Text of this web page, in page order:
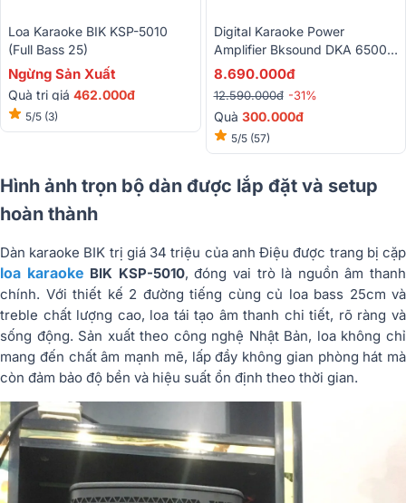
Loa Karaoke BIK KSP-5010
(Full Bass 25)
Ngừng Sản Xuất
Quà trị giá 462.000đ
5/5 (3)
Digital Karaoke Power
Amplifier Bksound DKA 6500 (
2 Kênh, 450W, Kèm Micro
8.690.000đ
12.590.000đ -31%
Quà 300.000đ
5/5 (57)
Hình ảnh trọn bộ dàn được lắp đặt và setup
hoàn thành
Dàn karaoke BIK trị giá 34 triệu của anh Điệu được trang bị cặp
loa karaoke BIK KSP-5010, đóng vai trò là nguồn âm thanh
chính. Với thiết kế 2 đường tiếng cùng củ loa bass 25cm và
treble chất lượng cao, loa tái tạo âm thanh chi tiết, rõ ràng và
sống động. Sản xuất theo công nghệ Nhật Bản, loa không chỉ
mang đến chất âm mạnh mẽ, lấp đầy không gian phòng hát mà
còn đảm bảo độ bền và hiệu suất ổn định theo thời gian.